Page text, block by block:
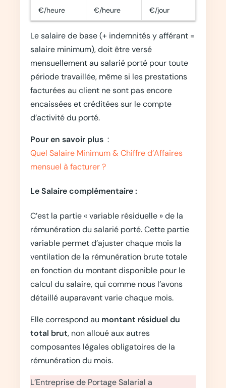
€/heure
€/heure
€/jour
Le salaire de base (+ indemnités y afférant =
salaire minimum), doit être versé
mensuellement au salarié porté pour toute
période travaillée, même si les prestations
facturées au client ne sont pas encore
encaissées et créditées sur le compte
d’activité du porté.
Pour en savoir plus :
Quel Salaire Minimum & Chiffre d’Affaires
mensuel à facturer ?
Le Salaire complémentaire :
C’est la partie « variable résiduelle » de la
rémunération du salarié porté. Cette partie
variable permet d’ajuster chaque mois la
ventilation de la rémunération brute totale
en fonction du montant disponible pour le
calcul du salaire, qui comme nous l’avons
détaillé auparavant varie chaque mois.
Elle correspond au montant résiduel du
total brut, non alloué aux autres
composantes légales obligatoires de la
rémunération du mois.
L’Entreprise de Portage Salarial a